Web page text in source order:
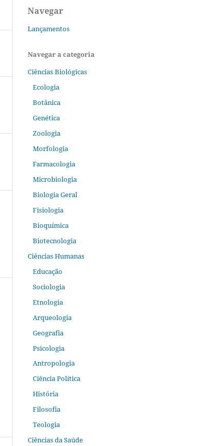
Navegar
Lançamentos
Navegar a categoria
Ciências Biológicas
Ecologia
Botânica
Genética
Zoologia
Morfologia
Farmacologia
Microbiologia
Biologia Geral
Fisiologia
Bioquímica
Biotecnologia
Ciências Humanas
Educação
Sociologia
Etnologia
Arqueologia
Geografia
Psicologia
Antropologia
Ciência Política
História
Filosofia
Teologia
Ciências da Saúde